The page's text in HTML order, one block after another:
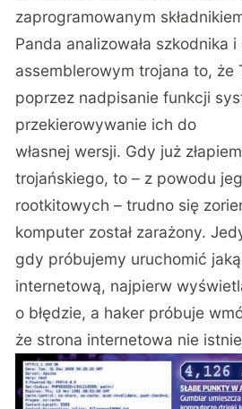
zaprogramowanym
Panda analizowała szkodnika
assemblerowym trojana to, że
poprzez nadpisanie funkcji
przekierowywanie ich do
własnej wersji. Gdy już
trojańskiego, to – z powodu
rootkitowych – trudno się
komputer został zarażony.
gdy próbujemy uruchomić
internetową, najpierw
o błędzie, a haker próbuje
że strona internetowa nie